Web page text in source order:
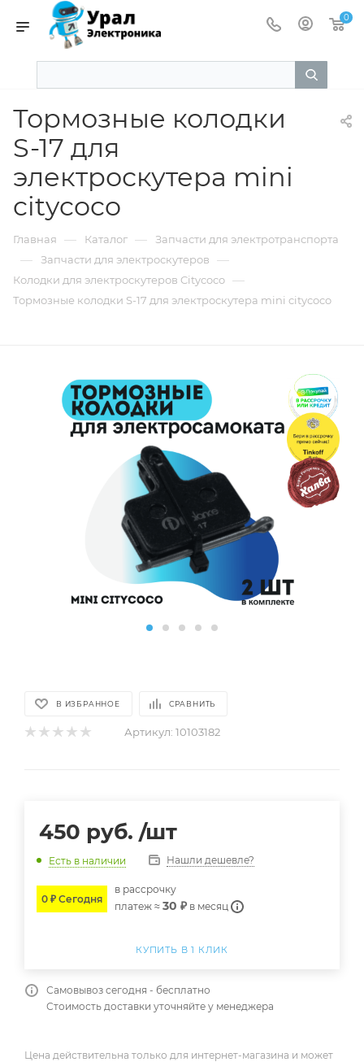
0
Тормозные колодки
S-17 для
электроскутера mini
citycoco
Главная — Каталог — Запчасти для электротранспорта
— Запчасти для электроскутеров —
Колодки для электроскутеров Citycoco —
Тормозные колодки S-17 для электроскутера mini citycoco
В ИЗБРАННОЕ СРАВНИТЬ
Артикул: 10103182
450 руб. /шт
Есть в наличии Нашли дешевле?
0 ₽ Сегодня
в расcрочку
платеж ≈ 30 ₽ в месяц
КУПИТЬ В 1 КЛИК
Самовывоз сегодня - бесплатно
Стоимость доставки уточняйте у менеджера
Цена действительна только для интернет-магазина и может